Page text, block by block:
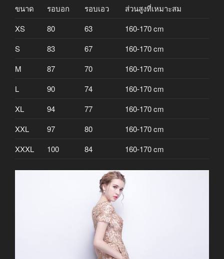
ขนาด รอบอก รอบเอว
ส่วนสูงที่เหมาะสม
XS
80 63
160-170 cm
S
83 67
160-170 cm
M
87 70
160-170 cm
L
90 74
160-170 cm
XL
94 77
160-170 cm
XXL
97 80
160-170 cm
XXXL
100 84 160-170 cm